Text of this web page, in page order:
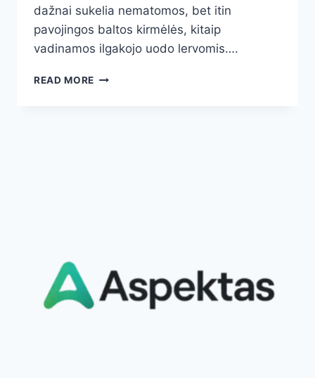
dažnai sukelia nematomos, bet itin
pavojingos baltos kirmėlės, kitaip
vadinamos ilgakojo uodo lervomis….
READ MORE BALTOS